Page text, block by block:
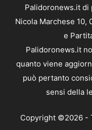
Palidoronews.it di
Nicola Marchese 10,
e
Palidoronews.it
quanto viene
può pertanto
sensi della
Copyright ©2026 -